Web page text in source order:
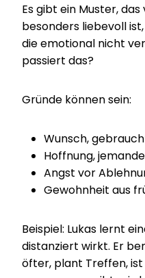
Es gibt ein Muster,
besonders liebevoll
die emotional nicht
passiert das?
Gründe können sein:
Wunsch,
Hoffnung,
Angst vor
Gewohnheit aus
Beispiel: Lukas lernt
distanziert wirkt. Er
öfter, plant Treffen, ist